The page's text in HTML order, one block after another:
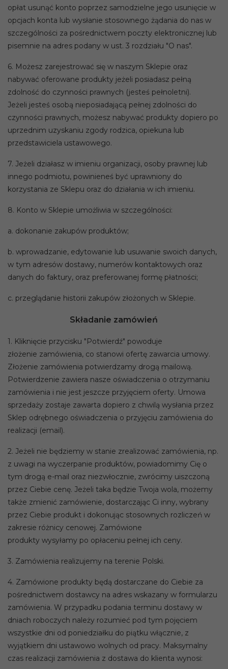
opłat usunąć konto poprzez samodzielne jego usunięcie w
opcjach konta lub wysłanie stosownego żądania do nas w
szczególności za pośrednictwem poczty elektronicznej lub
pisemnie na adres podany w ust. 3 rozdziału "O nas".
6. Możesz zarejestrować się w naszym Sklepie oraz
nabywać oferowane produkty jeżeli posiadasz pełną
zdolność do czynności prawnych (jesteś pełnoletni).
Jeżeli jesteś osobą nieposiadającą pełnej zdolności do
czynności prawnych, możesz nabywać produkty dopiero po
uprzednim uzyskaniu zgody rodzica, opiekuna lub
przedstawiciela ustawowego.
7. Jeżeli działasz w imieniu organizacji, osoby prawnej lub
innego podmiotu, powinieneś być uprawniony do
korzystania ze Sklepu oraz do działania w ich imieniu.
8. Konto w Sklepie umożliwia w szczególności:
a. dokonanie zakupów produktów;
b. wprowadzanie, edytowanie lub usuwanie swoich danych,
w tym adresów dostawy, numerów kontaktowych oraz
danych do faktury, oraz preferowanej formę płatności;
c. przeglądanie historii zakupów złożonych w Sklepie.
Składanie zamówień
1. Kliknięcie przycisku "Potwierdź" powoduje
złożenie zamówienia, co stanowi ofertę zawarcia umowy.
Złożenie zamówienia potwierdzamy drogą mailową.
Potwierdzenie zawiera nasze oświadczenia o otrzymaniu
zamówienia i nie jest jeszcze przyjęciem oferty. Umowa
sprzedaży zostaje zawarta dopiero z chwilą wysłania przez
Sklep odrębnego oświadczenia o przyjęciu zamówienia do
realizacji (email).
2. Jeżeli nie będziemy w stanie zrealizować zamówienia, np.
z uwagi na wyczerpanie produktów, powiadomimy Cię o
tym drogą e-mail oraz niezwłocznie, zwrócimy uiszczoną
przez Ciebie cenę. Jeżeli taka będzie Twoja wola, możemy
także zmienić zamówienie, dostarczając Ci inny, wybrany
przez Ciebie produkt i dokonując stosownych rozliczeń w
zakresie różnicy cenowej. Zamówione
produkty wysyłamy po opłaceniu pełnej ich ceny.
3. Zamówienia realizujemy na terenie Polski.
4. Zamówione produkty będą dostarczane do Ciebie za
pośrednictwem dostawcy na adres wskazany w formularzu
zamówienia. W przypadku podania terminu dostawy w
dniach roboczych należy rozumieć pod tym pojęciem
wszystkie dni od poniedziałku do piątku włącznie, z
wyjątkiem dni ustawowo wolnych od pracy. Maksymalny
czas realizacji zamówienia z dostawa do klienta wynosi: